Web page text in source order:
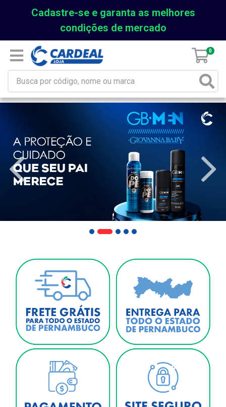
Cadastre-se e garanta as melhores
condições de mercado
0